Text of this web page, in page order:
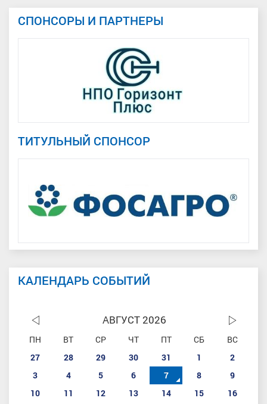
СПОНСОРЫ И ПАРТНЕРЫ
ТИТУЛЬНЫЙ СПОНСОР
КАЛЕНДАРЬ СОБЫТИЙ
АВГУСТ 2026
ПН ВТ СР ЧТ ПТ СБ
ВС
27
28 29 30 31 1
2
3
4 5 6 7 8
9
10
11 12 13 14 15
16